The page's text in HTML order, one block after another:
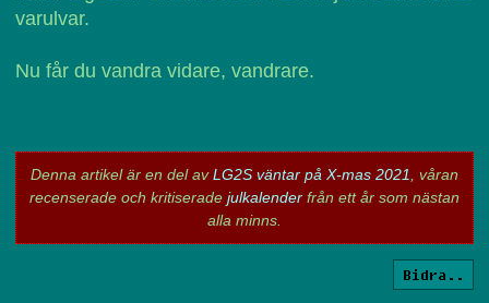
varulvar.
Nu får du vandra vidare, vandrare.
Denna artikel är en del avLG2S väntar på X-mas 2021
, våran
recenserade och kritiserade julkalender från ett år som nästan
alla minns.
Bidra..